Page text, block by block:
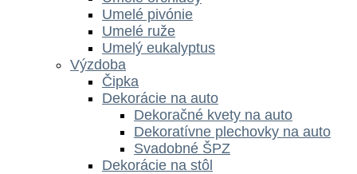
Umelé pivónie
Umelé ruže
Umelý eukalyptus
Výzdoba
Čipka
Dekorácie na auto
Dekoračné kvety na auto
Dekoratívne plechovky na auto
Svadobné ŠPZ
Dekorácie na stôl